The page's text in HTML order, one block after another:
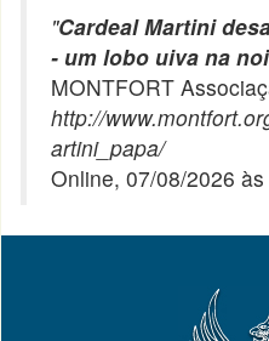
"Cardeal Martini
- um lobo uiva na
MONTFORT
http://
artini_papa/
Online, 07/08/2026